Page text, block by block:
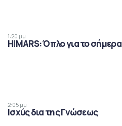
1:20 μμ
HIMARS: Όπλο για το σήμερα
2:05 μμ
Ισχύς δια της Γνώσεως